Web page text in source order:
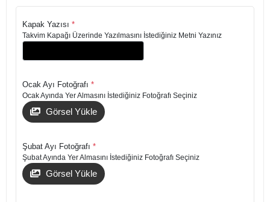
Kapak Yazısı *
Takvim Kapağı Üzerinde Yazılmasını İstediğiniz Metni Yazınız
Ocak Ayı Fotoğrafı *
Ocak Ayında Yer Almasını İstediğiniz Fotoğrafı Seçiniz
Görsel Yükle
Şubat Ayı Fotoğrafı *
Şubat Ayında Yer Almasını İstediğiniz Fotoğrafı Seçiniz
Görsel Yükle